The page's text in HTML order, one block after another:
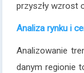
przyszły wzrost
Analiza rynku i
Analizowanie
danym regionie